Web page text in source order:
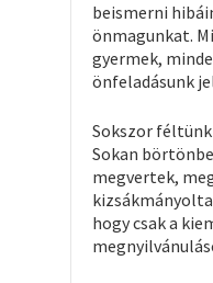
beismerni
önmagunkat.
gyermek,
önfeladásunk
Sokszor
Sokan
megvertek,
hogy csak a